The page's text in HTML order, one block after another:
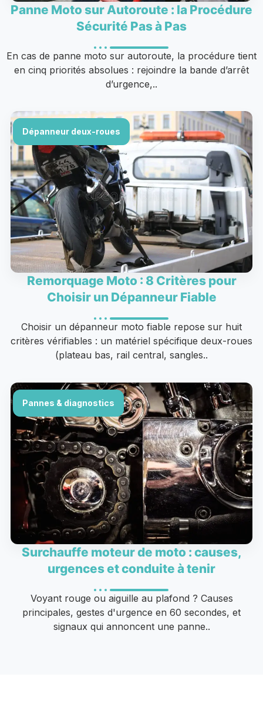
Panne Moto sur Autoroute : la Procédure
Sécurité Pas à Pas
En cas de panne moto sur autoroute, la procédure tient
en cinq priorités absolues : rejoindre la bande d’arrêt
d’urgence,..
Dépanneur deux-roues
Remorquage Moto : 8 Critères pour
Choisir un Dépanneur Fiable
Choisir un dépanneur moto fiable repose sur huit
critères vérifiables : un matériel spécifique deux-roues
(plateau bas, rail central, sangles..
Pannes & diagnostics
Surchauffe moteur de moto : causes,
urgences et conduite à tenir
Voyant rouge ou aiguille au plafond ? Causes
principales, gestes d'urgence en 60 secondes, et
signaux qui annoncent une panne..